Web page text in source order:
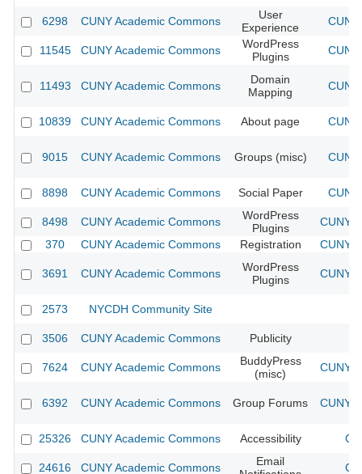
6298 CUNY Academic Commons
User
Experience
11545 CUNY Academic Commons
WordPress
Plugins
11493 CUNY Academic Commons
Domain
Mapping
10839 CUNY Academic Commons About page
9015 CUNY Academic Commons Groups (misc)
8898 CUNY Academic Commons Social Paper
8498 CUNY Academic Commons
WordPress
Plugins
CUNY
370
CUNY Academic Commons Registration CUNY
3691 CUNY Academic Commons
WordPress
Plugins
CUNY
2573 NYCDH Community Site
3506 CUNY Academic Commons Publicity
7624 CUNY Academic Commons
BuddyPress
(misc)
CUNY
6392 CUNY Academic Commons Group Forums CUNY
25326 CUNY Academic Commons Accessibility
24616 CUNY Academic Commons
Email